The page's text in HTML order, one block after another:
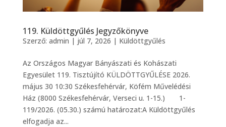
119. Küldöttgyűlés Jegyzőkönyve
Szerző: admin | júl 7, 2026 | Küldöttgyűlés
Az Országos Magyar Bányászati és Kohászati
Egyesület 119. Tisztújító KÜLDÖTTGYŰLÉSE 2026.
május 30 10:30 Székesfehérvár, Köfém Művelédési
Ház (8000 Székesfehérvár, Verseci u. 1-15.) 1-
119/2026. (05.30.) számú határozat:A Küldöttgyűlés
elfogadja az...